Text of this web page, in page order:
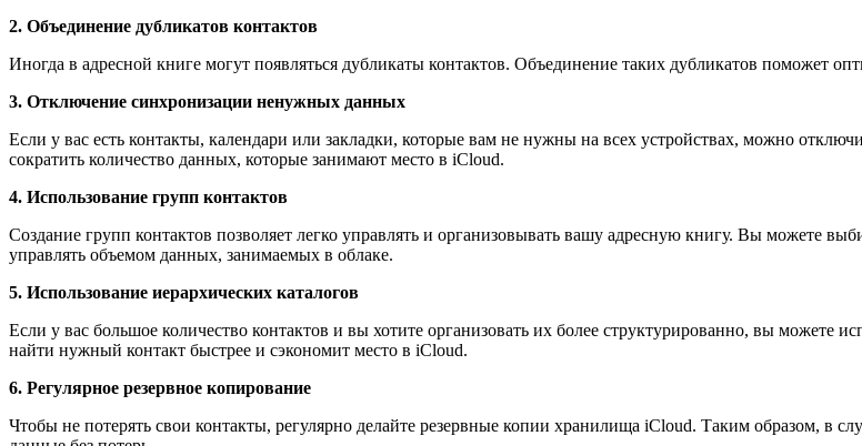
2. Объединение дубликатов контактов
Иногда в адресной книге могут появляться дубликаты контактов. Объединение таких дубликатов поможет
3. Отключение синхронизации ненужных данных
Если у вас есть контакты, календари или закладки, которые вам не нужны на всех устройствах, можно
сократить количество данных, которые занимают место в iCloud.
4. Использование групп контактов
Создание групп контактов позволяет легко управлять и организовывать вашу адресную книгу. Вы можете
управлять объемом данных, занимаемых в облаке.
5. Использование иерархических каталогов
Если у вас большое количество контактов и вы хотите организовать их более структурированно, вы можете
найти нужный контакт быстрее и сэкономит место в iCloud.
6. Регулярное резервное копирование
Чтобы не потерять свои контакты, регулярно делайте резервные копии хранилища iCloud. Таким образом, в